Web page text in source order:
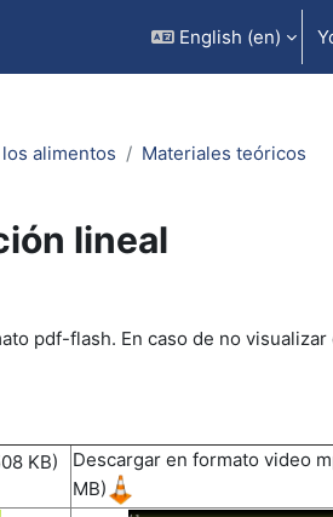
English ‎(en)‎
alimentos
Materiales teóricos
lineal
pdf-flash. En caso de no
KB)
Descargar en formato video
MB)